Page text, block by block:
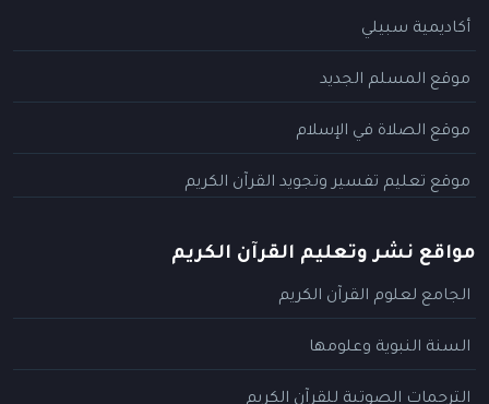
أكاديمية سبيلي
موقع المسلم الجديد
موقع الصلاة في الإسلام
موقع تعليم تفسير وتجويد القرآن الكريم
مواقع نشر وتعليم القرآن الكريم
الجامع لعلوم القرآن الكريم
السنة النبوية وعلومها
الترجمات الصوتية للقرآن الكريم